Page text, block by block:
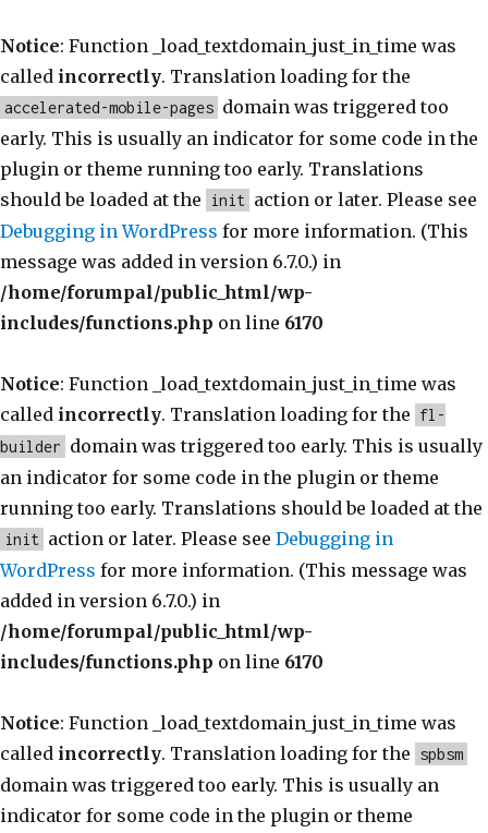
Notice: Function _load_textdomain_just_in_time was
called incorrectly. Translation loading for the
accelerated-mobile-pages domain was triggered too
early. This is usually an indicator for some code in the
plugin or theme running too early. Translations
should be loaded at the
init action or later. Please see
Debugging in WordPress for more information. (This
message was added in version 6.7.0.) in
/home/forumpal/public_html/wp-
includes/functions.php on line 6170
Notice: Function _load_textdomain_just_in_time was
called incorrectly. Translation loading for the fl-
builder domain was triggered too early. This is usually
an indicator for some code in the plugin or theme
running too early. Translations should be loaded at the
init action or later. Please see Debugging in
WordPress for more information. (This message was
added in version 6.7.0.) in
/home/forumpal/public_html/wp-
includes/functions.php on line 6170
Notice: Function _load_textdomain_just_in_time was
called incorrectly. Translation loading for the spbsm
domain was triggered too early. This is usually an
indicator for some code in the plugin or theme